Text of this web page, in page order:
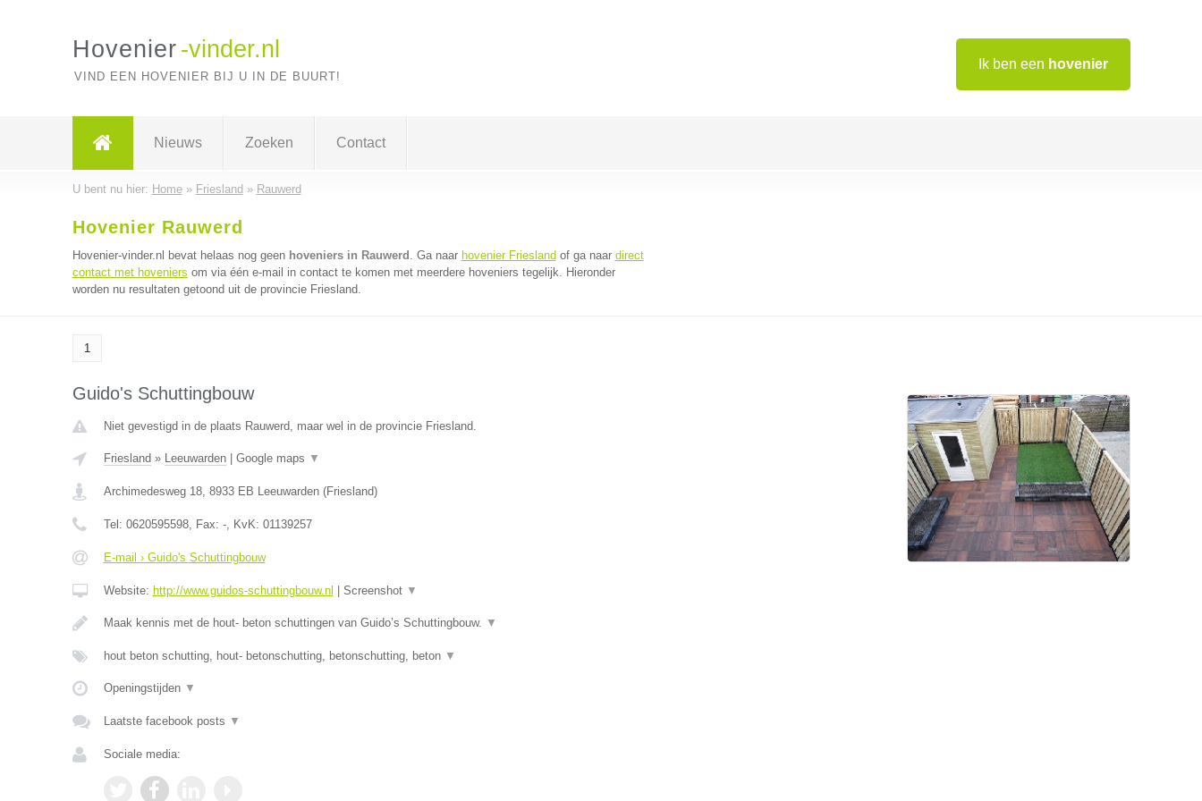
Ik ben een hovenier
Hovenier -vinder.nl
VIND EEN HOVENIER BIJ U IN DE BUURT!
Nieuws Zoeken Contact
U bent nu hier: Home» Friesland » Rauwerd
Hovenier Rauwerd
Hovenier-vinder.nl bevat helaas nog geen hoveniers in Rauwerd . Ga naar hovenier Friesland of ga naar direct
contact met hoveniers om via één e-mail in contact te komen met meerdere hoveniers tegelijk. Hieronder
worden nu resultaten getoond uit de provincie Friesland.
1
Guido's Schuttingbouw
Niet gevestigd in de plaats Rauwerd, maar wel in de provincie Friesland.
Friesland » Leeuwarden| Google maps ▼
Archimedesweg 18, 8933 EB Leeuwarden(Friesland)
Tel: 0620595598, Fax: -, KvK: 01139257
E-mail › Guido's Schuttingbouw
Website: http://www.guidos-schuttingbouw.nl Screenshot ▼
Maak kennis met de hout- beton schuttingen van Guido’s Schuttingbouw. ▼
hout beton schutting, hout- betonschutting, betonschutting, beton ▼
Openingstijden ▼
Laatste facebook posts ▼
Sociale media: